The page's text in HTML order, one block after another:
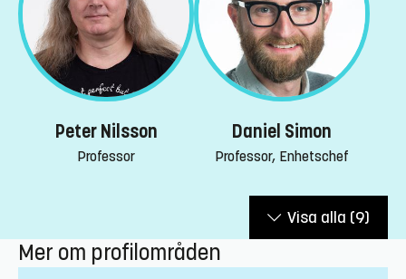
Peter Nilsson
Professor
Daniel Simon
Professor, Enhetschef
Visa alla (9)
Mer om profilområden